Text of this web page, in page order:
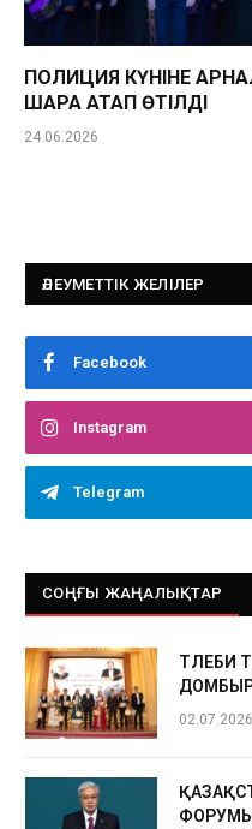
ПОЛИЦИЯ КҮНІНЕ
ШАРА АТАП ӨТІЛДІ
24.06.2026
ӘЛЕУМЕТТІК ЖЕЛІЛЕР
Facebook
Instagram
Telegram
СОҢҒЫ ЖАҢАЛЫҚТАР
ТӨЛЕБИ
02.07.2026